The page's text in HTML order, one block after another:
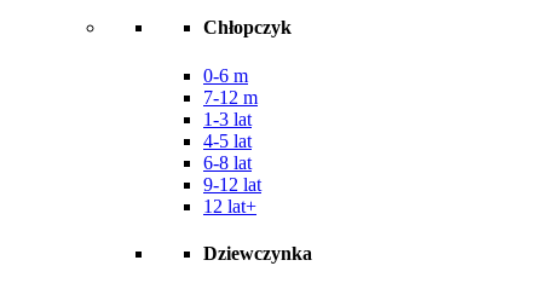
Chłopczyk
0-6 m
7-12 m
1-3 lat
4-5 lat
6-8 lat
9-12 lat
12 lat+
Dziewczynka